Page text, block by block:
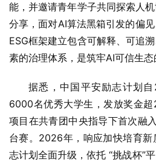
能，并邀请青年学子共同探索人
分享，面对AI算法黑箱引发的偏
ESG框架建立包含可解释、可追
素的治理体系，是筑牢AI可信生态
据悉，中国平安励志计划
6000名优秀大学生，发放奖金
项目在共青团中央指导下首次融
台赛。2026年，响应加快培育
志计划全面升级，依托 “挑战杯”